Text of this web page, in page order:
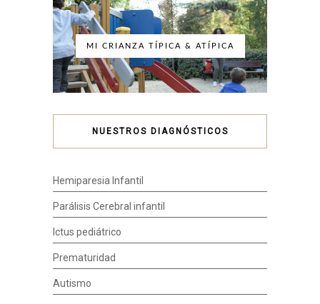
MI CRIANZA TÍPICA & ATÍPICA
NUESTROS DIAGNÓSTICOS
Hemiparesia Infantil
Parálisis Cerebral infantil
Ictus pediátrico
Prematuridad
Autismo